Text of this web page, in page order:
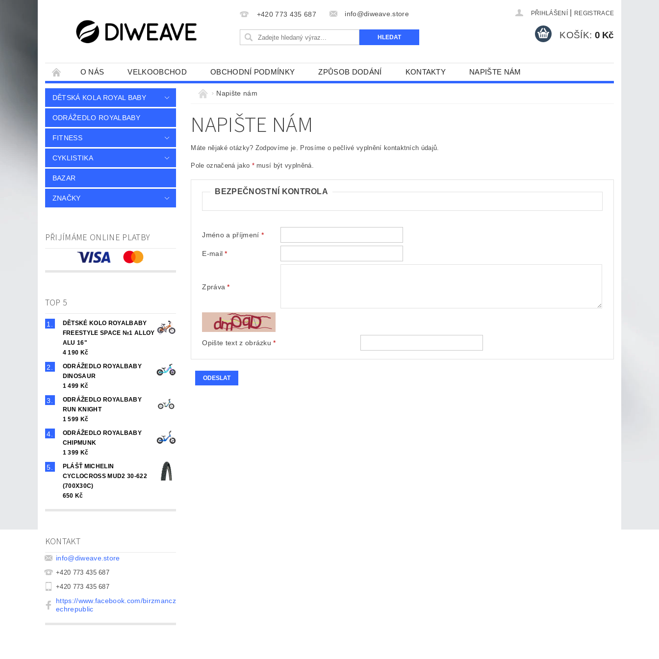
+420 773 435 687 info@diweave.store PŘIHLÁŠENÍ REGISTRACE
KOŠÍK: 0 Kč
O NÁS VELKOOBCHOD OBCHODNÍ PODMÍNKY ZPŮSOB DODÁNÍ KONTAKTY NAPIŠTE NÁM
DĚTSKÁ KOLA ROYAL BABY
ODRÁŽEDLO ROYALBABY
FITNESS
CYKLISTIKA
BAZAR
ZNAČKY
PŘIJÍMÁME ONLINE PLATBY
TOP 5
DĚTSKÉ KOLO ROYALBABY
FREESTYLE SPACE №1 ALLOY
ALU 16"
4 190 Kč
ODRÁŽEDLO ROYALBABY
DINOSAUR
1 499 Kč
ODRÁŽEDLO ROYALBABY
RUN KNIGHT
1 599 Kč
ODRÁŽEDLO ROYALBABY
CHIPMUNK
1 399 Kč
PLÁŠŤ MICHELIN
CYCLOCROSS MUD2 30-622
(700X30C)
650 Kč
KONTAKT
info@diweave.store
+420 773 435 687
+420 773 435 687
https://www.facebook.com/birzmancz
echrepublic
Napište nám
NAPIŠTE NÁM
Máte nějaké otázky? Zodpovíme je. Prosíme o pečlivé vyplnění kontaktních údajů.
Pole označená jako *musí být vyplněná.
BEZPEČNOSTNÍ KONTROLA
Jméno a příjmení
E-mail
Zpráva
Opište text z obrázku